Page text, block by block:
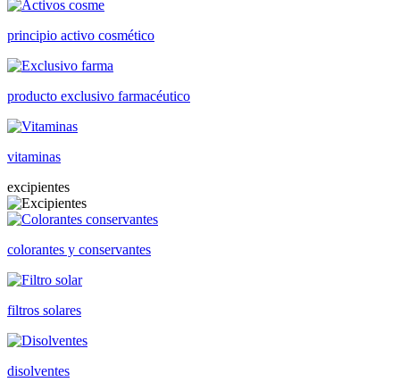
principio activo cosmético
producto exclusivo farmacéutico
vitaminas
excipientes
colorantes y conservantes
filtros solares
disolventes